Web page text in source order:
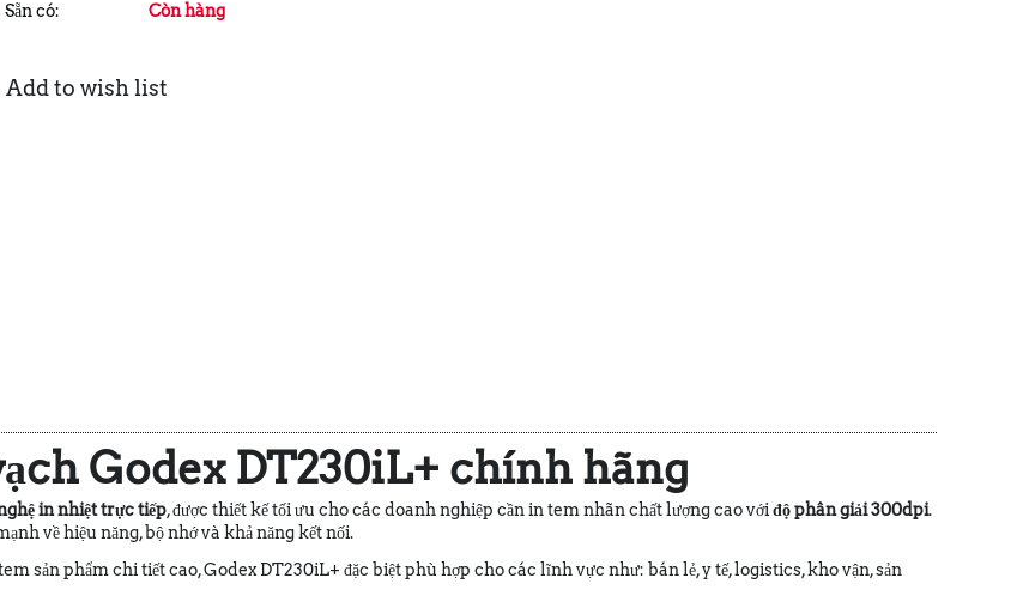
Sẵn có:
Còn hàng
Add to wish list
Godex DT230iL+ chính hãng
in nhiệt trực tiếp, được thiết kế tối ưu cho các doanh nghiệp cần in tem nhãn chất lượng cao vớiđộ phân giải 300dpi.
về hiệu năng, bộ nhớ và khả năng kết nối.
sản phẩm chi tiết cao, Godex DT230iL+ đặc biệt phù hợp cho các lĩnh vực như: bán lẻ, y tế, logistics, kho vận, sản